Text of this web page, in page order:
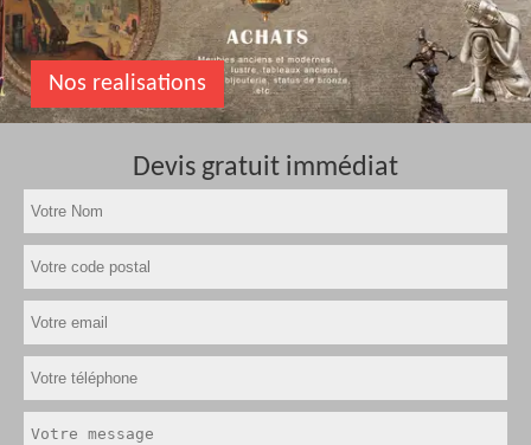
Nos realisations
Devis gratuit immédiat